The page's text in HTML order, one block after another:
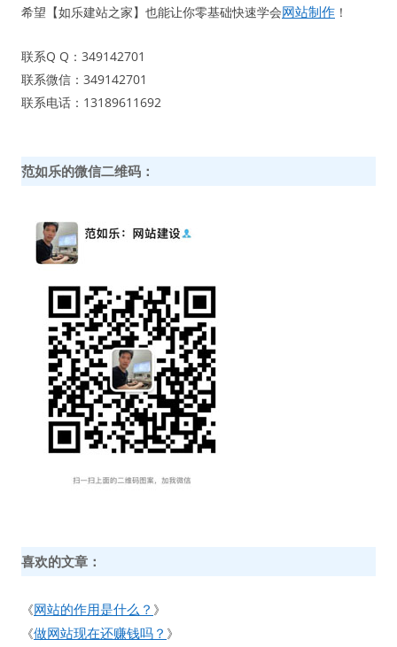
希望【如乐建站之家】也能让你零基础快速学会网站制作 ！
联系Q Q：349142701
联系微信：349142701
联系电话：13189611692
范如乐的微信二维码：
喜欢的文章：
《网站的作用是什么？ 》
《做网站现在还赚钱吗？ 》